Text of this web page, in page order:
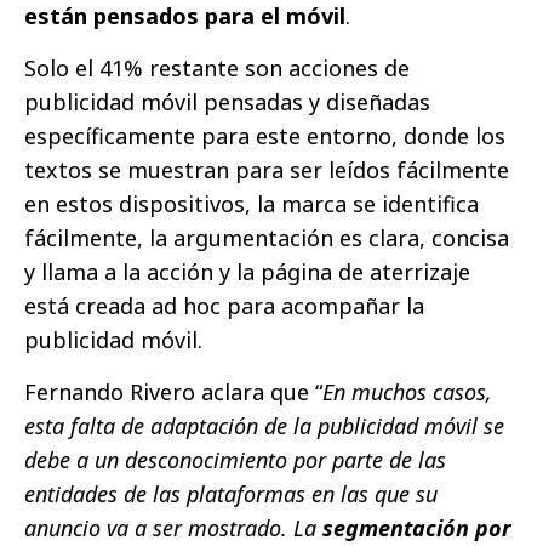
están pensados para el móvil.
Solo el 41% restante son acciones de
publicidad móvil pensadas y diseñadas
específicamente para este entorno, donde los
textos se muestran para ser leídos fácilmente
en estos dispositivos, la marca se identifica
fácilmente, la argumentación es clara, concisa
y llama a la acción y la página de aterrizaje
está creada ad hoc para acompañar la
publicidad móvil.
Fernando Rivero aclara que “En muchos casos,
esta falta de adaptación de la publicidad móvil se
debe a un desconocimiento por parte de las
entidades de las plataformas en las que su
anuncio va a ser mostrado. La segmentación por